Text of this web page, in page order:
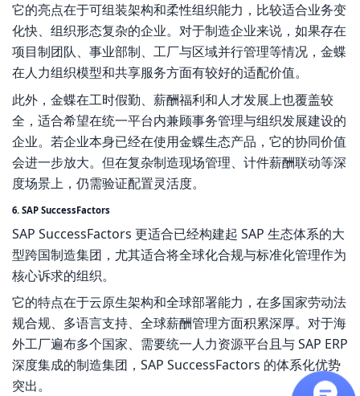
它的亮点在于可组装架构和柔性组织能力，比较适合业务变
化快、组织形态复杂的企业。对于制造企业来说，如果存在
项目制团队、事业部制、工厂与区域并行管理等情况，金蝶
在人力组织模型和共享服务方面有较好的适配价值。
此外，金蝶在工时假勤、薪酬福利和人才发展上也覆盖较
全，适合希望在统一平台内兼顾事务管理与组织发展建设的
企业。若企业本身已经在使用金蝶生态产品，它的协同价值
会进一步放大。但在复杂制造现场管理、计件薪酬联动等深
度场景上，仍需验证配置灵活度。
6. SAP SuccessFactors
SAP SuccessFactors 更适合已经构建起 SAP 生态体系的大
型跨国制造集团，尤其适合将全球化合规与标准化管理作为
核心诉求的组织。
它的特点在于云原生架构和全球部署能力，在多国家劳动法
规合规、多语言支持、全球薪酬管理方面积累深厚。对于海
外工厂遍布多个国家、需要统一人力资源平台且与 SAP ERP
深度集成的制造集团，SAP SuccessFactors 的体系化优势
突出。